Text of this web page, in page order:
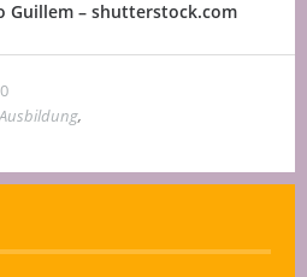
Guillem – shutterstock.com
Ausbildung,